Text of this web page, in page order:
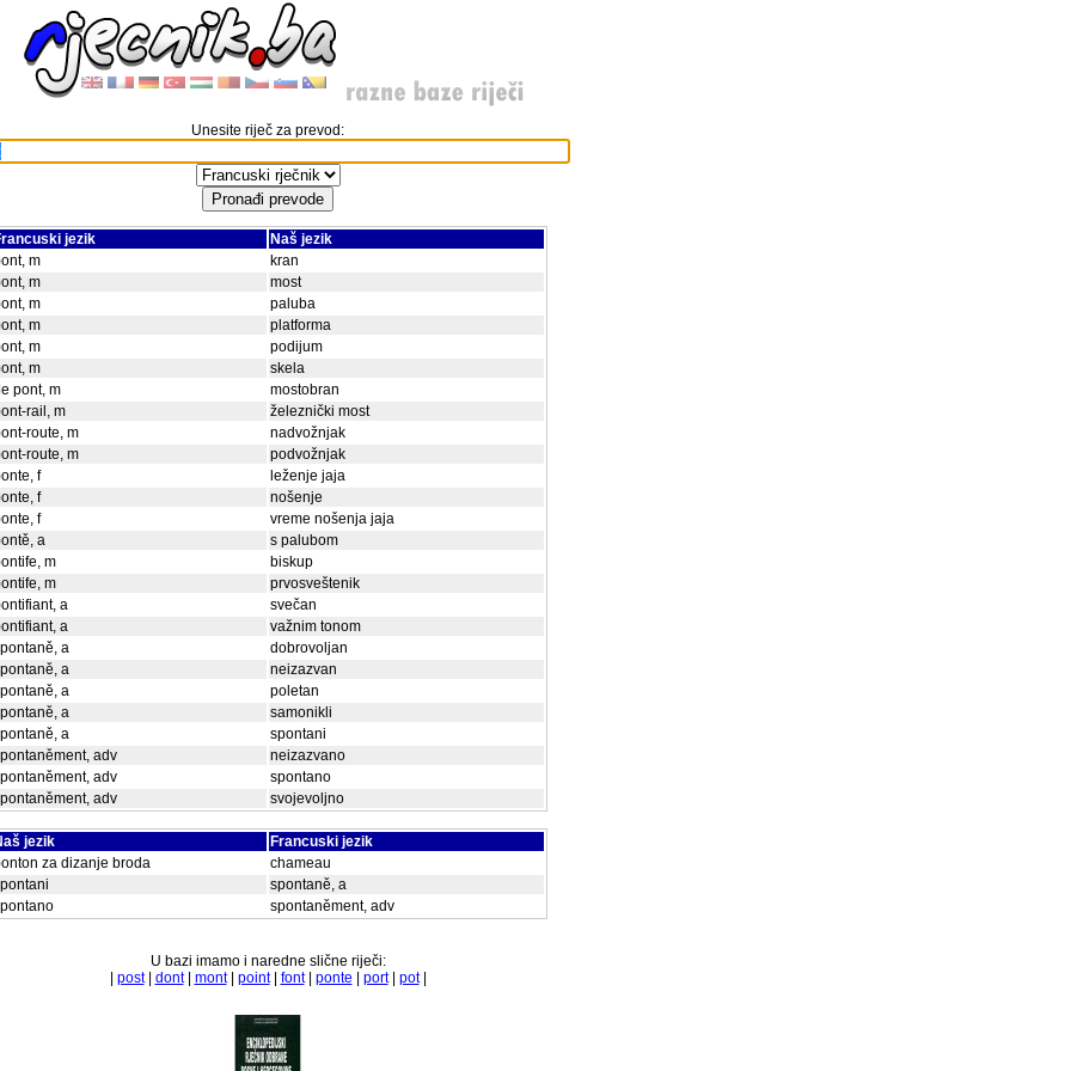
Unesite riječ za prevod:
jezik
Naš jezik
m
kran
m
most
m
paluba
m
platforma
m
podijum
m
skela
pont, m
mostobran
rail, m
železnički most
route, m
nadvožnjak
route, m
podvožnjak
f
leženje jaja
f
nošenje
f
vreme nošenja jaja
a
s palubom
m
biskup
m
prvosveštenik
a
svečan
a
važnim tonom
a
dobrovoljan
a
neizazvan
a
poletan
a
samonikli
a
spontani
adv
neizazvano
adv
spontano
adv
svojevoljno
jezik
Francuski jezik
za dizanje broda
chameau
spontaně, a
spontaněment, adv
U bazi imamo i naredne slične riječi:
post| dont| mont| point| font| ponte port| pot|